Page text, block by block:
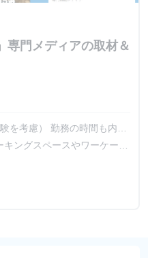
専門メディアの取材＆
を考慮） 勤務の時間も内容
だけます。
ングスペースやワーケーシ
打ち合わせなどで、横浜市
などの指定場所に集まって